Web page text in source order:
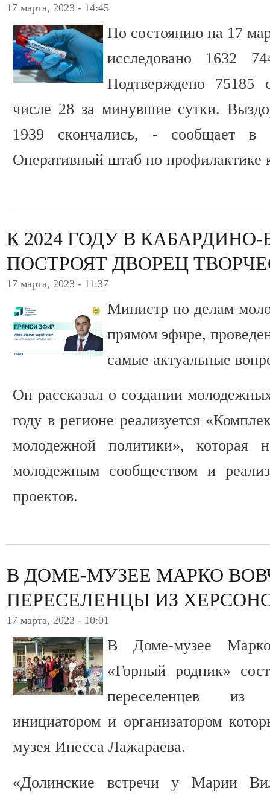
17 марта, 2023 - 14:45
По состоянию на 17
исследовано 1632
Подтверждено 75185
числе 28 за минувшие сутки.
1939 скончались, - сообщает в
Оперативный штаб по профилактике
К 2024 ГОДУ В
ПОСТРОЯТ ДВОРЕЦ
17 марта, 2023 - 11:37
Министр по делам
прямом эфире,
самые актуальные
Он рассказал о создании
году в регионе реализуется
молодежной политики», которая
молодежным сообществом и
проектов.
В ДОМЕ-МУЗЕЕ МАРКО
ПЕРЕСЕЛЕНЦЫ ИЗ
17 марта, 2023 - 10:01
В Доме-музее
«Горный родник»
переселенцев из
инициатором и организатором
музея Инесса Лажараева.
«Долинские встречи у Марии